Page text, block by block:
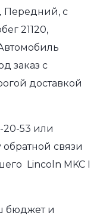
Передний, с
21120,
заказ с
доставкой
20-53 или
обратной связи
Lincoln MKC I
бюджет и